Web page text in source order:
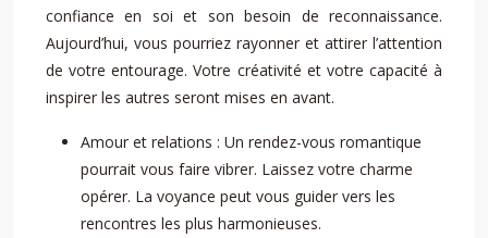
confiance en soi et son besoin de reconnaissance.
Aujourd’hui, vous pourriez rayonner et attirer l’attention
de votre entourage. Votre créativité et votre capacité à
inspirer les autres seront mises en avant.
Amour et relations : Un rendez-vous romantique
pourrait vous faire vibrer. Laissez votre charme
opérer. La voyance peut vous guider vers les
rencontres les plus harmonieuses.